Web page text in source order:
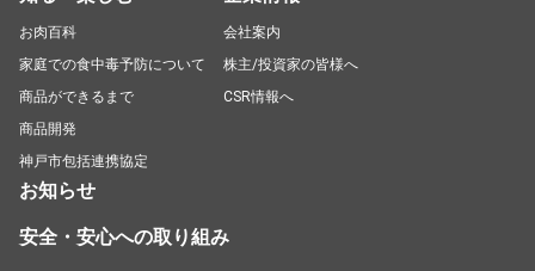
お肉百科
家庭での食中毒予防について
商品ができるまで
商品開発
神戸市包括連携協定
会社案内
株主/投資家の皆様へ
CSR情報へ
お知らせ
安全・安心への取り組み